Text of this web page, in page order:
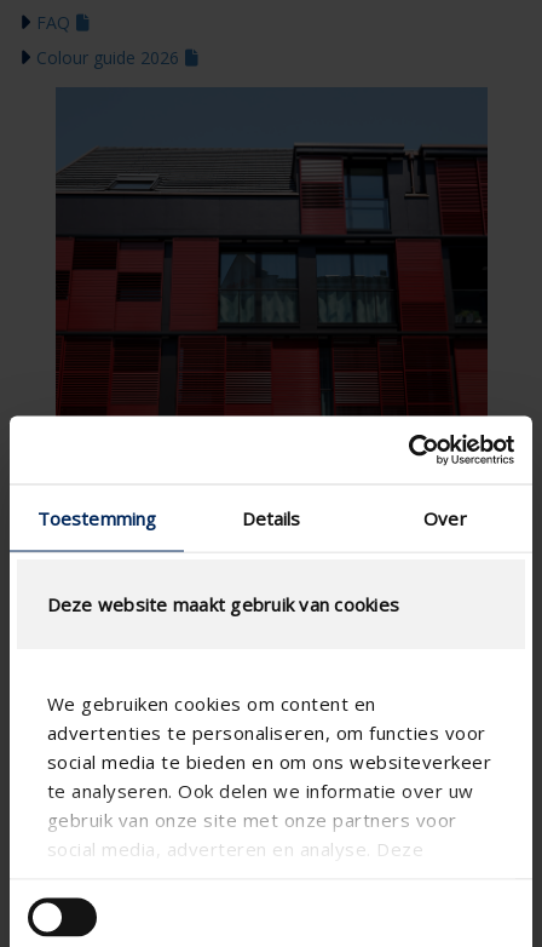
Toestemming Details Over
Deze website maakt gebruik van cookies
We gebruiken cookies om content en
advertenties te personaliseren, om functies voor
social media te bieden en om ons websiteverkeer
te analyseren. Ook delen we informatie over uw
gebruik van onze site met onze partners voor
social media, adverteren en analyse. Deze
andere informatie die u aan ze heeft verstrekt of
die ze hebben verzameld op basis van uw gebruik
FAQ
Colour guide 2026
Technical specifications
Alignment
Vertical
Substance
Aluminum
Blade shape
Control